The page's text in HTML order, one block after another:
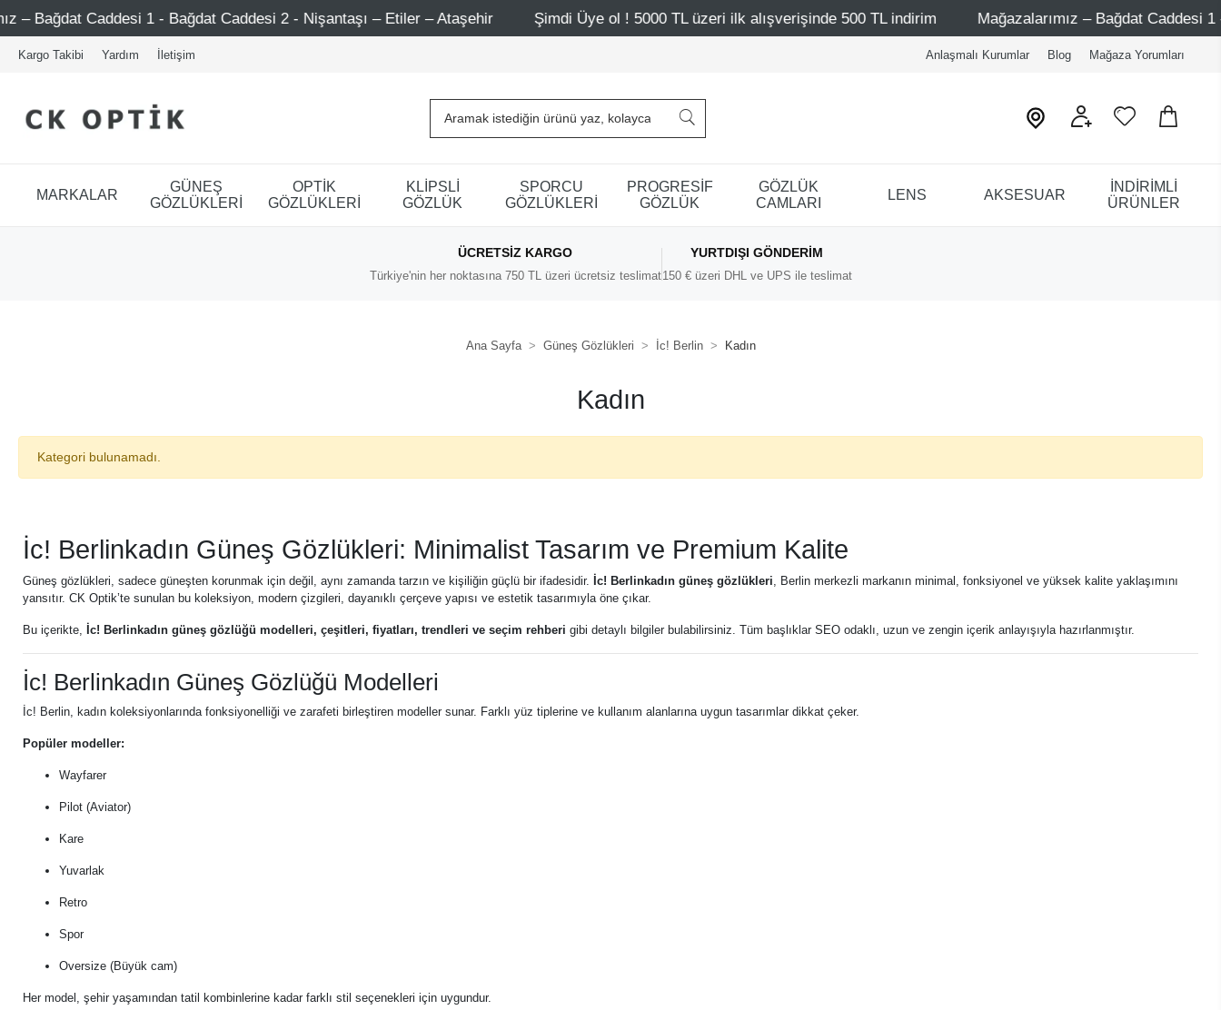
Caddesi 1 - Bağdat Caddesi 2 - Nişantaşı – Etiler – Ataşehir Şimdi Üye ol ! 5000 TL üzeri ilk alışverişinde 500 TL indirim Mağazalarımız – Bağdat Caddesi 1 - Bağdat
Kargo Takibi Yardım İletişim Anlaşmalı Kurumlar Blog Mağaza Yorumları
MARKALAR
GÜNEŞ
GÖZLÜKLERİ
OPTİK
GÖZLÜKLERİ
KLİPSLİ
GÖZLÜK
SPORCU
GÖZLÜKLERİ
PROGRESİF
GÖZLÜK
GÖZLÜK
CAMLARI
LENS AKSESUAR
İNDİRİMLİ
ÜRÜNLER
ÜCRETSIZ KARGO
Türkiye'nin her noktasına 750 TL üzeri ücretsiz teslimat
YURTDIŞI GÖNDERIM
150 € üzeri DHL ve UPS ile teslimat
Ana Sayfa Güneş Gözlükleri İc! Berlin Kadın
Kadın
Kategori bulunamadı.
İc! Berlinkadın Güneş Gözlükleri: Minimalist Tasarım ve Premium Kalite
Güneş gözlükleri, sadece güneşten korunmak için değil, aynı zamanda tarzın ve kişiliğin güçlü bir ifadesidir. İc! Berlinkadın güneş gözlükleri, Berlin merkezli markanın minimal, fonksiyonel ve yüksek kalite yaklaşımını
yansıtır. CK Optik’te sunulan bu koleksiyon, modern çizgileri, dayanıklı çerçeve yapısı ve estetik tasarımıyla öne çıkar.
Bu içerikte, İc! Berlinkadın güneş gözlüğü modelleri, çeşitleri, fiyatları, trendleri ve seçim rehberi gibi detaylı bilgiler bulabilirsiniz. Tüm başlıklar SEO odaklı, uzun ve zengin içerik anlayışıyla hazırlanmıştır.
İc! Berlinkadın Güneş Gözlüğü Modelleri
İc! Berlin, kadın koleksiyonlarında fonksiyonelliği ve zarafeti birleştiren modeller sunar. Farklı yüz tiplerine ve kullanım alanlarına uygun tasarımlar dikkat çeker.
Popüler modeller:
Wayfarer
Pilot (Aviator)
Kare
Yuvarlak
Retro
Spor
Oversize (Büyük cam)
Her model, şehir yaşamından tatil kombinlerine kadar farklı stil seçenekleri için uygundur.